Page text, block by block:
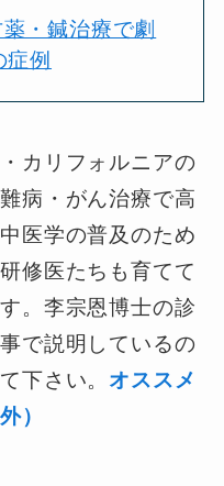
・鍼治療で劇
症例
カリフォルニアの
病・がん治療で高
医学の普及のため
修医たちも育てて
。李宗恩博士の診
で説明しているの
下さい。 オススメ
）